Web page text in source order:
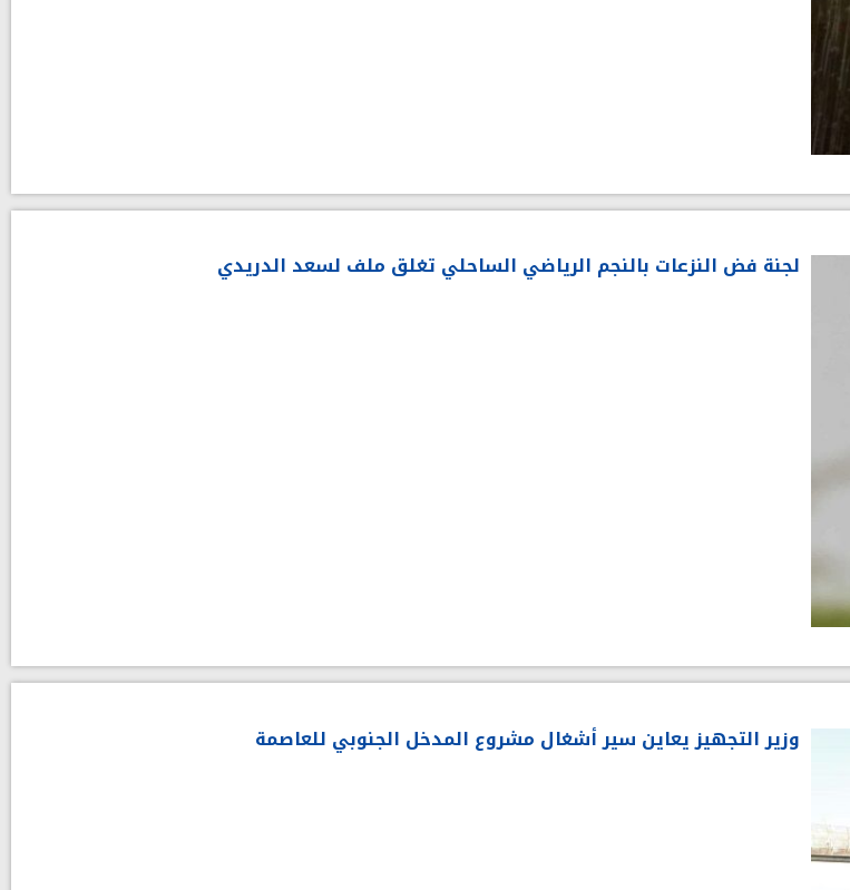
لجنة فض النزعات بالنجم الرياضي الساحلي تغلق ملف لسعد الدريدي
وزير التجهيز يعاين سير أشغال مشروع المدخل الجنوبي للعاصمة